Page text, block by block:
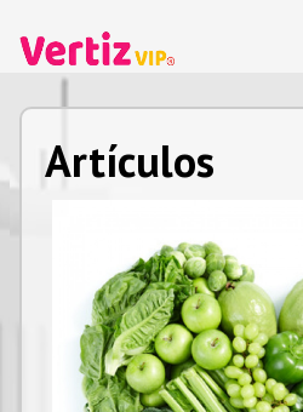
Artículos